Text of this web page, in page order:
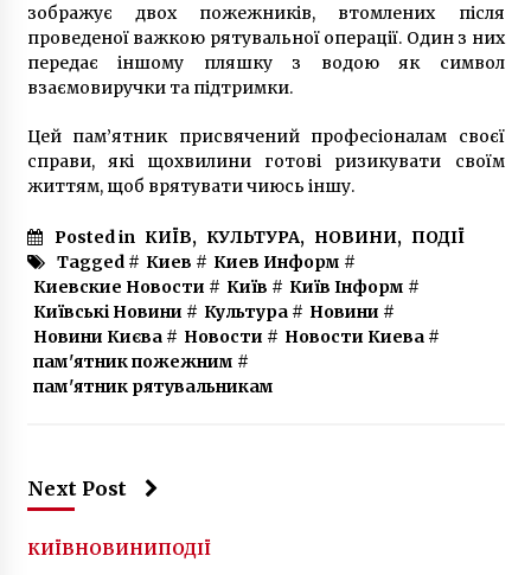
У Києві водій накинувся на пішоходів, що
“надто повільно” переходили дорогу
12-24 лютого частково обмежать рух
транспорту на мосту ім. Є. Патона у
7 років ago
1980 споживачів залишаться без гарячої
води через борги
9 років ago
Окупанти продовжують депортацію
зображує двох пожежників, втомлених після
проведеної важкою рятувальної операції. Один з них
передає іншому пляшку з водою як символ
взаємовиручки та підтримки.
Цей пам’ятник присвячений професіоналам своєї
справи, які щохвилини готові ризикувати своїм
життям, щоб врятувати чиюсь іншу.
Posted in КИЇВ, КУЛЬТУРА, НОВИНИ, ПОДІЇ
Tagged # Киев # Киев Информ #
Киевские Новости # Київ # Київ Інформ #
Київські Новини # Культура# Новини #
Новини Києва# Новости # Новости Киева#
пам'ятник пожежним #
пам'ятник рятувальникам
Next Post
КИЇВНОВИНИПОДІЇ